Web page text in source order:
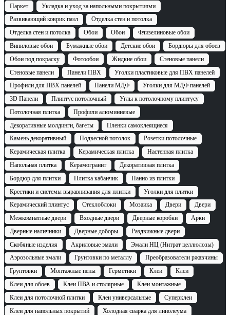
Паркет
Укладка и уход за напольными покрытиями
Развивающий коврик пазл
Отделка стен и потолка
Отделка стен и потолка
Обои Обои
Флизелиновые обои
Виниловые обои
Бумажные обои Детские обои
Бордюры для обоев
Обои под покраску
Фотообои Жидкие обои
Стеновые панели
Стеновые панели
Панели ПВХ
Уголки пластиковые для ПВХ панелей
Профили для ПВХ панелей
Панели МДФ
Уголки для МДФ панелей
3D Панели
Плинтус потолочный
Углы к потолочному плинтусу
Потолочная плитка
Профили алюминиевые
Декоративные молдинги, багеты
Пленки самоклеящиеся
Камень декоративный
Подвесной потолок
Розетки потолочные
Керамическая плитка
Керамическая плитка
Настенная плитка
Напольная плитка
Керамогранит
Декоративная плитка
Бордюр для плитки
Плитка кабанчик
Панно из плитки
Крестики и системы выравнивания для плитки
Уголки для плитки
Керамический плинтус
Стеклоблоки Мозаика Двери
Двери
Межкомнатные двери
Входные двери Дверные коробки
Арки
Дверные наличники
Дверные доборы
Раздвижные двери
Скобяные изделия
Акриловые эмали
Эмали НЦ (Нитрат целлюлозы)
Аэрозольные эмали
Грунтовки по металлу
Преобразователи ржавчины
Грунтовки
Монтажные пены Герметики Клеи
Клеи
Клеи для обоев
Клеи ПВА и столярные
Клеи монтажные
Клеи для потолочной плитки
Клеи универсальные
Суперклеи
Клеи для напольных покрытий
Холодная сварка для линолеума